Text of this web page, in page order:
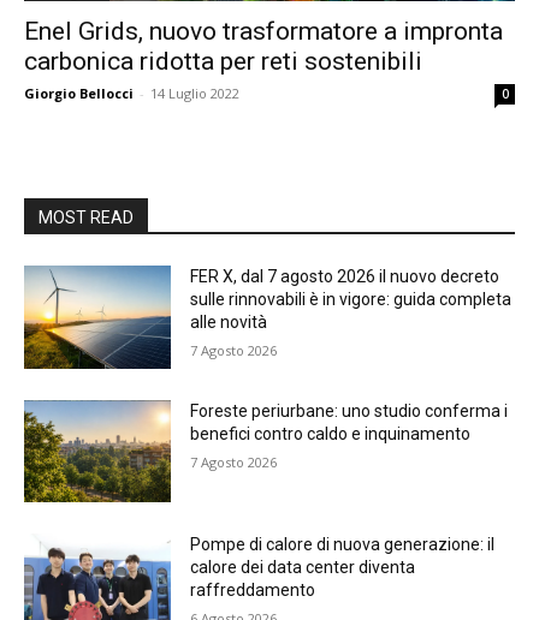
Enel Grids, nuovo trasformatore a impronta
carbonica ridotta per reti sostenibili
Giorgio Bellocci - 14 Luglio 2022 0
MOST READ
FER X, dal 7 agosto 2026 il nuovo decreto
sulle rinnovabili è in vigore: guida completa
alle novità
7 Agosto 2026
Foreste periurbane: uno studio conferma i
benefici contro caldo e inquinamento
7 Agosto 2026
Pompe di calore di nuova generazione: il
calore dei data center diventa
raffreddamento